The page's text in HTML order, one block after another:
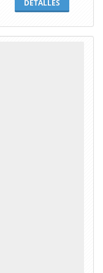
DETALLES